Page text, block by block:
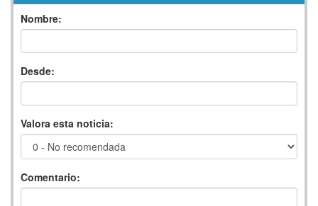
Nombre:
Desde:
Valora esta noticia:
Comentario: